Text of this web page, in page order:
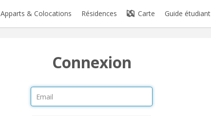
Apparts & Colocations Résidences Carte Guide étudiant
Connexion